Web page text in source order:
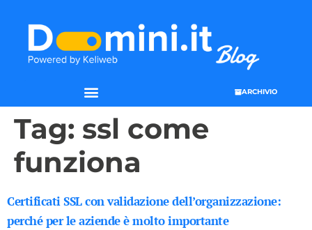
ARCHIVIO
Tag: ssl come
funziona
Certificati SSL con validazione dell’organizzazione:
perché per le aziende è molto importante